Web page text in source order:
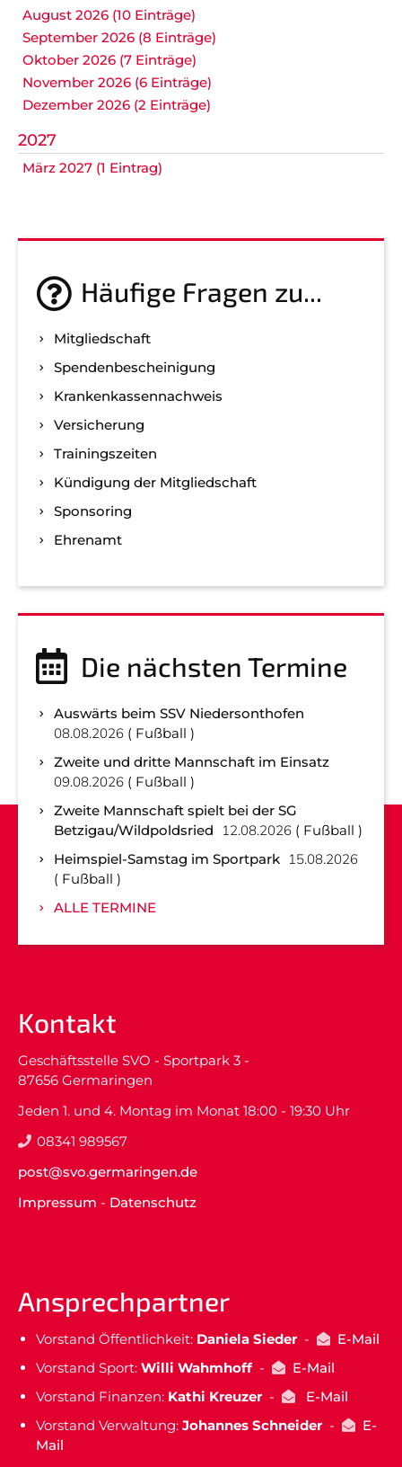
August 2026 (10 Einträge)
September 2026 (8 Einträge)
Oktober 2026 (7 Einträge)
November 2026 (6 Einträge)
Dezember 2026 (2 Einträge)
2027
März 2027 (1 Eintrag)
Häufige Fragen zu...
Mitgliedschaft
Spenden­bescheinigung
Kranken­kassen­nachweis
Versicherung
Trainingszeiten
Kündigung der Mitgliedschaft
Sponsoring
Ehrenamt
Die nächsten Termine
Auswärts beim SSV Niedersonthofen
08.08.2026
Fußball
Zweite und dritte Mannschaft im Einsatz
09.08.2026
Fußball
Zweite Mannschaft spielt bei der SG
Betzigau/Wildpoldsried
12.08.2026
Fußball
Heimspiel-Samstag im Sportpark 15.08.2026
Fußball
ALLE TERMINE
Kontakt
Geschäftsstelle SVO - Sportpark 3 -
87656 Germaringen
Jeden 1. und 4. Montag im Monat 18:00 - 19:30 Uhr
08341 989567
post@svo.germaringen.de
Impressum - Datenschutz
Ansprechpartner
Vorstand Öffentlichkeit: Daniela Sieder-
E-Mail
Vorstand Sport: Willi Wahmhoff-
E-Mail
Vorstand Finanzen: Kathi Kreuzer-
E-Mail
Vorstand Verwaltung: Johannes Schneider -
E-
Mail